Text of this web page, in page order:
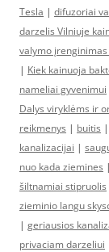
Tesla | difuzoriai
darzelis Vilniuje
valymo įrenginimas
| Kiek kainuoja
nameliai gyvenimui
Dalys viryklėms ir
reikmenys | buitis |
kanalizacijai |
nuo kada ziemines |
šiltnamiai stipruolis
zieminio langu
| geriausios
privaciam darzeliui